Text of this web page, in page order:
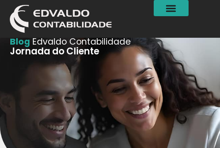
Blog Edvaldo Contabilidade
Jornada do Cliente